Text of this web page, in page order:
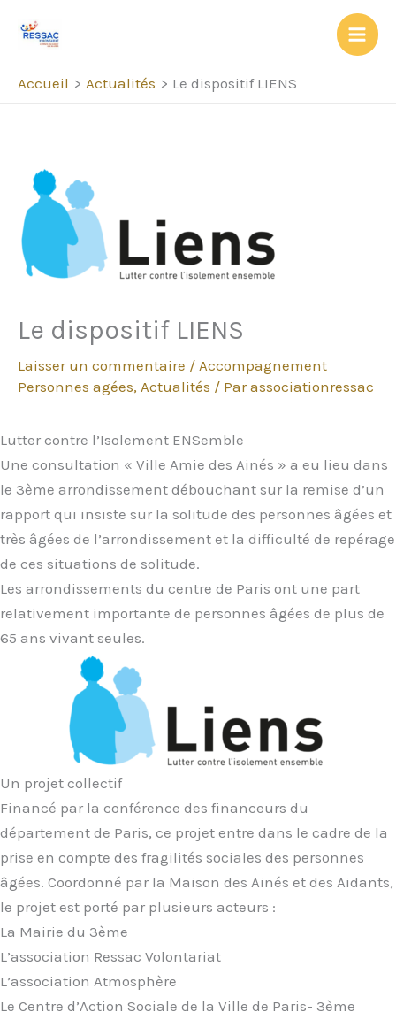
Accueil
Actualités Le dispositif LIENS
Le dispositif LIENS
Laisser un commentaire / Accompagnement
Personnes agées, Actualités / Parassociationressac
Lutter contre l’Isolement ENSemble
Une consultation « Ville Amie des Ainés » a eu lieu dans
le 3ème arrondissement débouchant sur la remise d’un
rapport qui insiste sur la solitude des personnes âgées et
très âgées de l’arrondissement et la difficulté de repérage
de ces situations de solitude.
Les arrondissements du centre de Paris ont une part
relativement importante de personnes âgées de plus de
65 ans vivant seules.
Un projet collectif
Financé par la conférence des financeurs du
département de Paris, ce projet entre dans le cadre de la
prise en compte des fragilités sociales des personnes
âgées. Coordonné par la Maison des Ainés et des Aidants,
le projet est porté par plusieurs acteurs :
La Mairie du 3ème
L’association Ressac Volontariat
L’association Atmosphère
Le Centre d’Action Sociale de la Ville de Paris- 3ème